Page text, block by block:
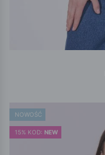
NOWOŚĆ
15% KOD: NEW